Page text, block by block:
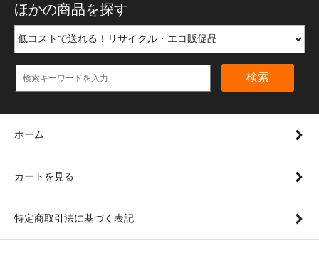
ほかの商品を探す
検索
ホーム
カートを見る
特定商取引法に基づく表記